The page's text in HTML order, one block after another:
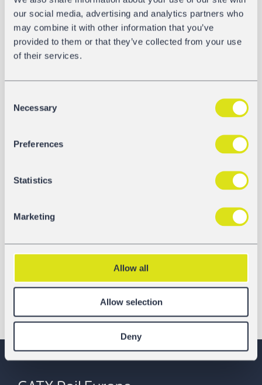
our social media, advertising and analytics partners who
may combine it with other information that you’ve
provided to them or that they’ve collected from your use
of their services.
Selection
Necessary
Preferences
Statistics
Marketing
Allow all
Allow selection
Deny
Déchargement pneumatique
Oui